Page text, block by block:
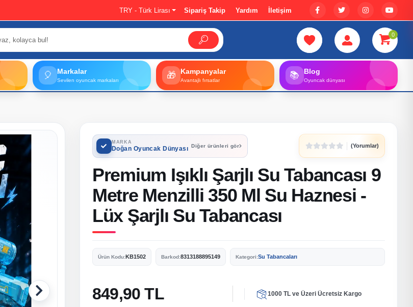
TRY - Türk Lirası Sipariş Takip Yardım İletişim
0
🎈 Markalar
Sevilen oyuncak markaları 🎁 Kampanyalar
Avantajlı fırsatlar 📚 Blog
Oyuncak dünyası
MARKA
Doğan Oyuncak Dünyası Diğer ürünleri gör (Yorumlar)
Premium Işıklı Şarjlı Su Tabancası 9
Metre Menzilli 350 Ml Su Haznesi -
Lüx Şarjlı Su Tabancası
Ürün Kodu:KB1502 Barkod:8313188895149 Kategori:Su Tabancaları
849,90 TL 1000 TL ve Üzeri Ücretsiz Kargo